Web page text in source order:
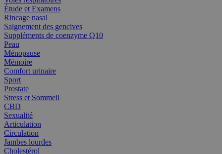
Étude et Examens
Rincage nasal
Saignement des gencives
Suppléments de coenzyme Q10
Peau
Ménopause
Mémoire
Comfort urinaire
Sport
Prostate
Stress et Sommeil
CBD
Sexualité
Articulation
Circulation
Jambes lourdes
Cholestérol